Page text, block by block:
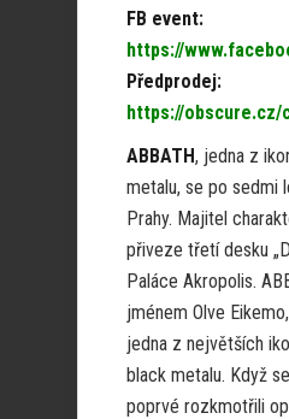
FB event:
https://
Předprodej:
https://
ABBATH, jedna z
metalu, se po sedmi
Prahy. Majitel
přiveze třetí desku
Paláce Akropolis.
jménem Olve
jedna z největších
black metalu. Když
poprvé rozkmotřili